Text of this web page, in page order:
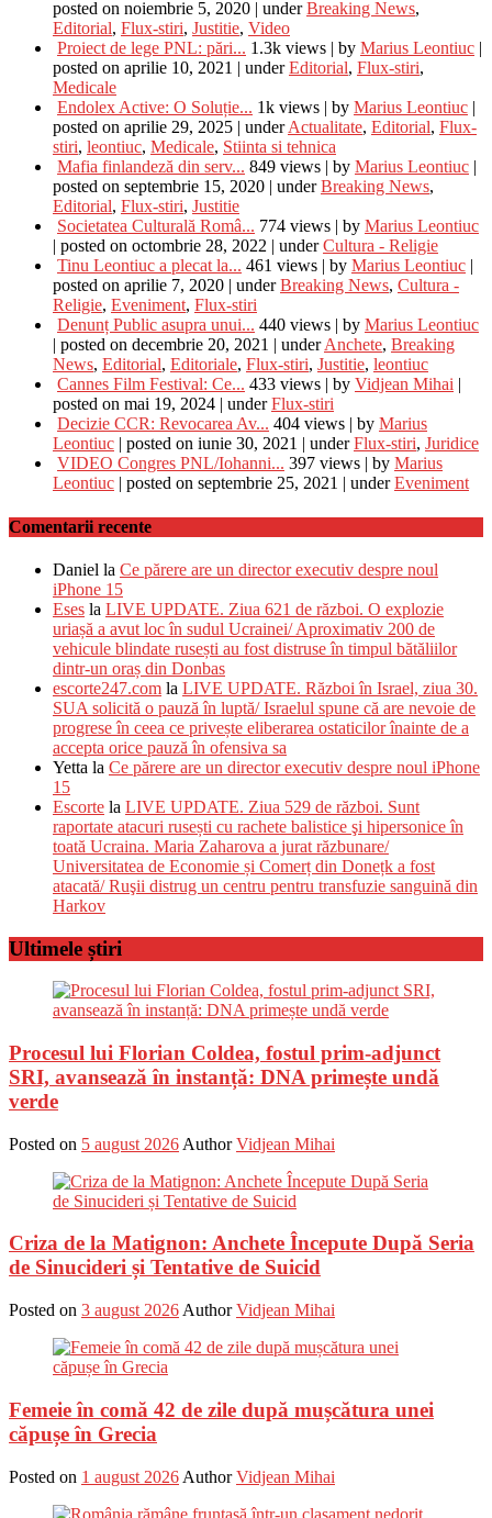
posted on noiembrie 5, 2020 | underBreaking News,
Editorial, Flux-stiri, Justitie, Video
Proiect de lege PNL: pări... 1.3k views | by Marius Leontiuc |
posted on aprilie 10, 2021 | underEditorial, Flux-stiri,
Medicale
Endolex Active: O Soluție... 1k views | by Marius Leontiuc |
posted on aprilie 29, 2025 | underActualitate, Editorial, Flux-
stiri, leontiuc, Medicale, Stiinta si tehnica
Mafia finlandeză din serv... 849 views | by Marius Leontiuc |
posted on septembrie 15, 2020 | underBreaking News,
Editorial, Flux-stiri, Justitie
Societatea Culturală Româ... 774 views | by Marius Leontiuc
| posted on octombrie 28, 2022 | underCultura - Religie
Tinu Leontiuc a plecat la... 461 views | by Marius Leontiuc |
posted on aprilie 7, 2020 | underBreaking News, Cultura -
Religie, Eveniment, Flux-stiri
Denunț Public asupra unui... 440 views | by Marius Leontiuc
| posted on decembrie 20, 2021 | underAnchete, Breaking
News, Editorial, Editoriale, Flux-stiri, Justitie, leontiuc
Cannes Film Festival: Ce... 433 views | by Vidjean Mihai |
posted on mai 19, 2024 | underFlux-stiri
Decizie CCR: Revocarea Av... 404 views | by Marius
Leontiuc | posted on iunie 30, 2021 | underFlux-stiri, Juridice
VIDEO Congres PNL/Iohanni... 397 views | by Marius
Leontiuc | posted on septembrie 25, 2021 | underEveniment
Comentarii recente
Daniel la Ce părere are un director executiv despre noul
iPhone 15
Eses la LIVE UPDATE. Ziua 621 de război. O explozie
uriașă a avut loc în sudul Ucrainei/ Aproximativ 200 de
vehicule blindate rusești au fost distruse în timpul bătăliilor
dintr-un oraș din Donbas
escorte247.com la LIVE UPDATE. Război în Israel, ziua 30.
SUA solicită o pauză în luptă/ Israelul spune că are nevoie de
progrese în ceea ce privește eliberarea ostaticilor înainte de a
accepta orice pauză în ofensiva sa
Yetta la Ce părere are un director executiv despre noul iPhone
15
Escorte la LIVE UPDATE. Ziua 529 de război. Sunt
raportate atacuri rusești cu rachete balistice şi hipersonice în
toată Ucraina. Maria Zaharova a jurat răzbunare/
Universitatea de Economie și Comerț din Donețk a fost
atacată/ Ruşii distrug un centru pentru transfuzie sanguină din
Harkov
Ultimele știri
Procesul lui Florian Coldea, fostul prim-adjunct
SRI, avansează în instanță: DNA primește undă
verde
Posted on 5 august 2026 Author Vidjean Mihai
Criza de la Matignon: Anchete Începute După Seria
de Sinucideri și Tentative de Suicid
Posted on 3 august 2026 Author Vidjean Mihai
Femeie în comă 42 de zile după mușcătura unei
căpușe în Grecia
Posted on 1 august 2026 Author Vidjean Mihai